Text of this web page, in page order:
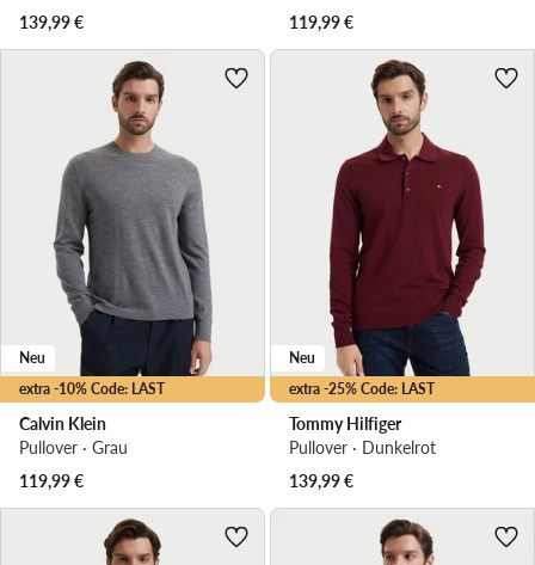
139,99€
119,99€
extra -10% Code: LAST
Neu
Calvin Klein
Pullover · Grau
119,99€
extra -25% Code: LAST
Neu
Tommy Hilfiger
Pullover · Dunkelrot
139,99€